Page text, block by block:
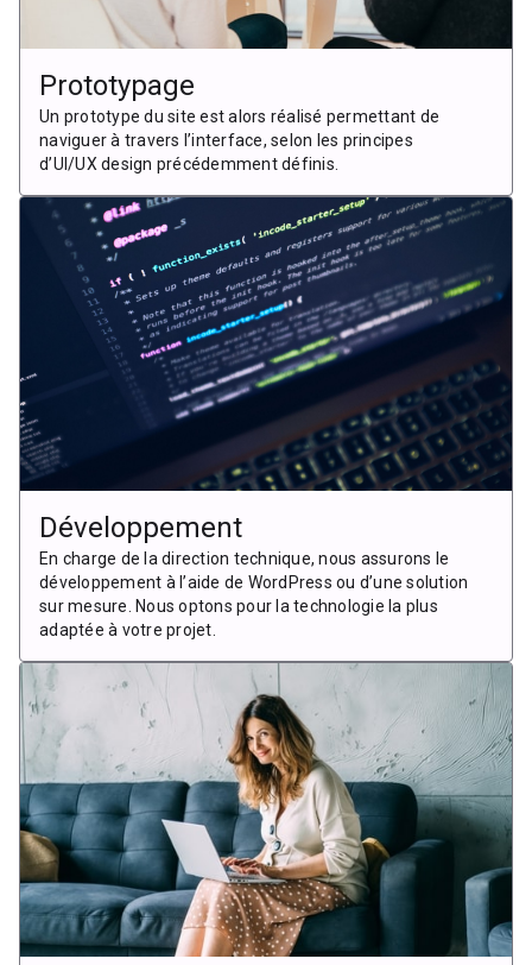
Prototypage
Un prototype du site est alors réalisé permettant de
naviguer à travers l’interface, selon les principes
d’UI/UX design précédemment définis.
Développement
En charge de la direction technique, nous assurons le
développement à l’aide de WordPress ou d’une solution
sur mesure. Nous optons pour la technologie la plus
adaptée à votre projet.